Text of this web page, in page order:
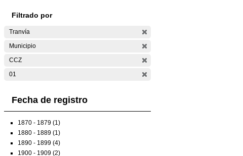
Filtrado por
Tranvía
Municipio
CCZ
01
Fecha de registro
1870 - 1879 (1)
1880 - 1889 (1)
1890 - 1899 (4)
1900 - 1909 (2)